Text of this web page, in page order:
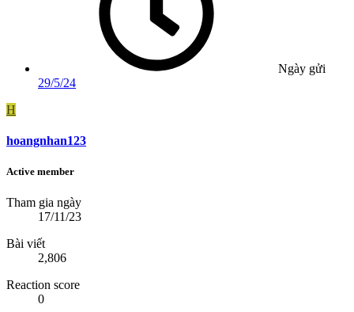
Ngày gửi
29/5/24
H
hoangnhan123
Active member
Tham gia ngày
17/11/23
Bài viết
2,806
Reaction score
0